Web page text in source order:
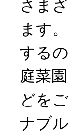
さま
ます
する
庭菜
どを
ナブ